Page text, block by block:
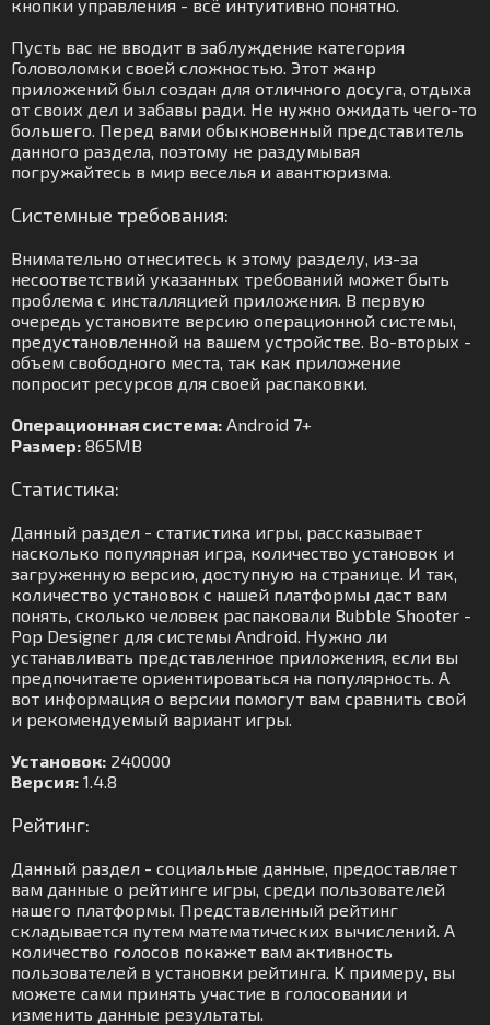
кнопки управления - всё интуитивно понятно.
Пусть вас не вводит в заблуждение категория
Головоломки своей сложностью. Этот жанр
приложений был создан для отличного досуга, отдыха
от своих дел и забавы ради. Не нужно ожидать чего-то
большего. Перед вами обыкновенный представитель
данного раздела, поэтому не раздумывая
погружайтесь в мир веселья и авантюризма.
Системные требования:
Внимательно отнеситесь к этому разделу, из-за
несоответствий указанных требований может быть
проблема с инсталляцией приложения. В первую
очередь установите версию операционной системы,
предустановленной на вашем устройстве. Во-вторых -
объем свободного места, так как приложение
попросит ресурсов для своей распаковки.
Операционная система: Android 7+
Размер: 865MB
Статистика:
Данный раздел - статистика игры, рассказывает
насколько популярная игра, количество установок и
загруженную версию, доступную на странице. И так,
количество установок с нашей платформы даст вам
понять, сколько человек распаковали Bubble Shooter -
Pop Designer для системы Android. Нужно ли
устанавливать представленное приложения, если вы
предпочитаете ориентироваться на популярность. А
вот информация о версии помогут вам сравнить свой
и рекомендуемый вариант игры.
Установок: 240000
Версия: 1.4.8
Рейтинг:
Данный раздел - социальные данные, предоставляет
вам данные о рейтинге игры, среди пользователей
нашего платформы. Представленный рейтинг
складывается путем математических вычислений. А
количество голосов покажет вам активность
пользователей в установки рейтинга. К примеру, вы
можете сами принять участие в голосовании и
изменить данные результаты.